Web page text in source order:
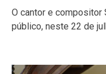
O cantor e compositor
público, neste 22 de